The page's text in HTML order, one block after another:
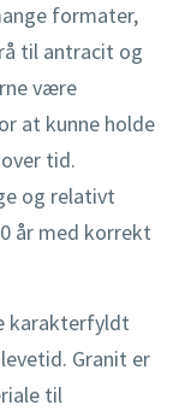
formater,
til antracit og
være
at kunne holde
tid.
og relativt
år med korrekt
karakterfyldt
Granit er
til